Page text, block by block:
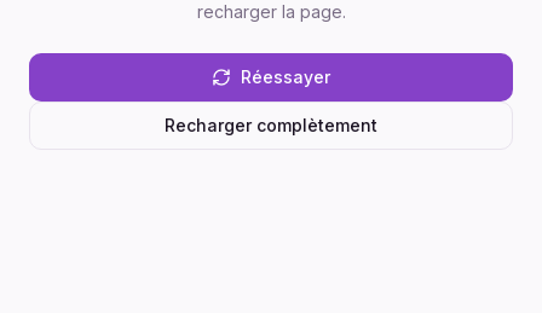
recharger la page.
Réessayer
Recharger complètement